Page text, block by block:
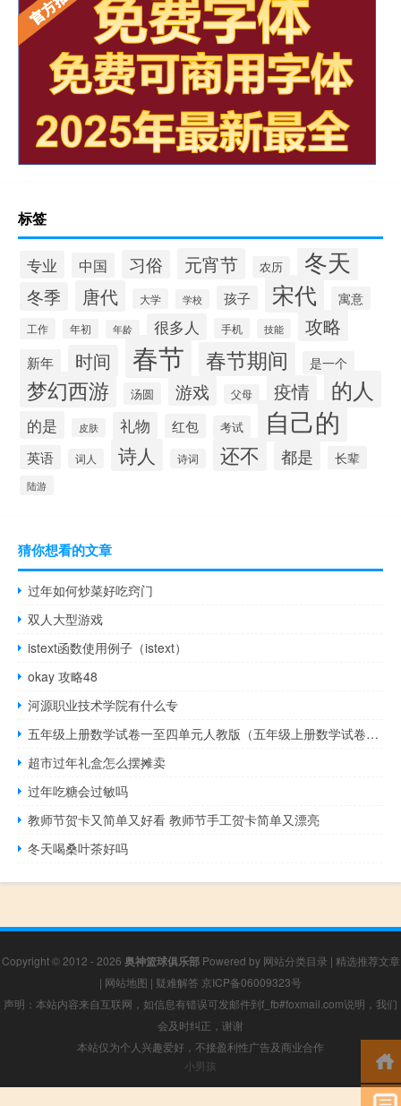
标签
专业 中国 习俗 元宵节 农历 冬天
冬季 唐代 大学 学校 孩子 宋代 寓意
工作 年初 年龄 很多人 手机 技能 攻略
新年 时间 春节 春节期间 是一个
梦幻西游 汤圆 游戏 父母 疫情 的人
的是 皮肤 礼物 红包 考试 自己的
英语 词人 诗人 诗词 还不 都是 长辈
陆游
猜你想看的文章
过年如何炒菜好吃窍门
双人大型游戏
istext函数使用例子（istext）
okay 攻略48
河源职业技术学院有什么专
五年级上册数学试卷一至四单元人教版（五年级上册数学试卷一至四单元）
超市过年礼盒怎么摆摊卖
过年吃糖会过敏吗
教师节贺卡又简单又好看 教师节手工贺卡简单又漂亮
冬天喝桑叶茶好吗
Copyright © 2012 - 2026 奥神篮球俱乐部Powered by 网站分类目录 | 精选推荐文章
| 网站地图 | 疑难解答 京ICP备06009323号
声明：本站内容来自互联网，如信息有错误可发邮件到f_fb#foxmail.com说明，我们
会及时纠正，谢谢
本站仅为个人兴趣爱好，不接盈利性广告及商业合作
小男孩